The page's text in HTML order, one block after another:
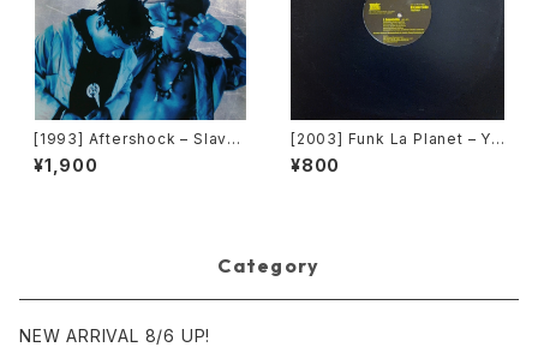
[1993] Aftershock – Slave
To The Vibe [Virgin]
¥1,900
[2003] Funk La Planet – Yo
u Gave Me Love (Funk La
Planet 008) [Funk La Plane
¥800
Category
NEW ARRIVAL 8/6 UP!